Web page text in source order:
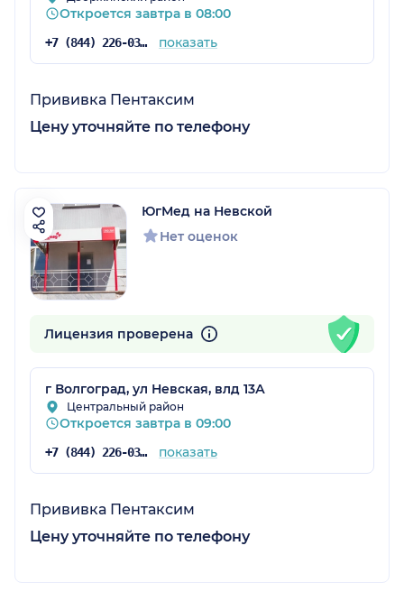
Откроется завтра в 08:00
+7 (844) 226-03-60 показать
Прививка Пентаксим
Цену уточняйте по телефону
ЮгМед на Невской
Нет оценок
Лицензия проверена
г Волгоград, ул Невская, влд 13А
Центральный район
Откроется завтра в 09:00
+7 (844) 226-03-60 показать
Прививка Пентаксим
Цену уточняйте по телефону